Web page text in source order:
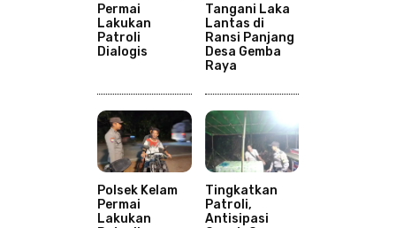
Permai
Lakukan
Patroli
Dialogis
Tangani Laka
Lantas di
Ransi Panjang
Desa Gemba
Raya
Polsek Kelam
Permai
Lakukan
Tingkatkan
Patroli,
Antisipasi